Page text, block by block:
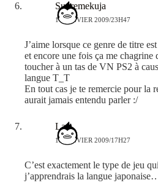
Supremekuja
14 JANVIER 2009/23H47
J’aime lorsque ce genre de titre
et encore une fois ça me chagrine
toucher à un tas de VN PS2 à
langue T_T
En tout cas je te remercie pour la
aurait jamais entendu parler :/
Lax
15 JANVIER 2009/17H27
C’est exactement le type de jeu
j’apprendrais la langue